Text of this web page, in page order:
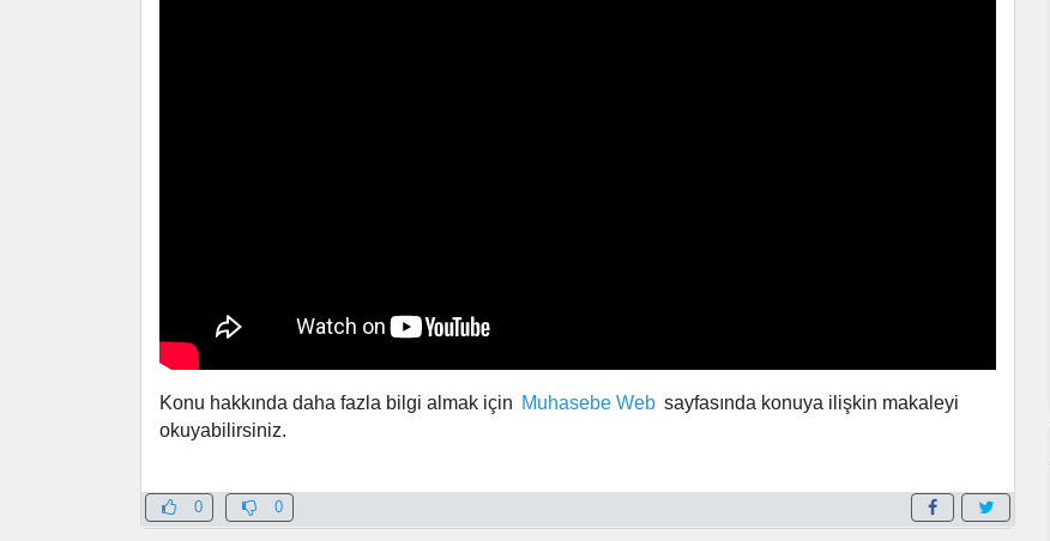
Konu hakkında daha fazla bilgi almak için Muhasebe Web sayfasında konuya ilişkin makaleyi
okuyabilirsiniz.
0 0